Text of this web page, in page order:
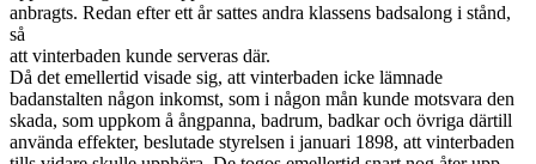
anbragts. Redan efter ett år sattes andra klassens badsalong i stånd,
så
att vinterbaden kunde serveras där.
Då det emellertid visade sig, att vinterbaden icke lämnade
badanstalten någon inkomst, som i någon mån kunde motsvara den
skada, som uppkom å ångpanna, badrum, badkar och övriga därtill
använda effekter, beslutade styrelsen i januari 1898, att vinterbaden